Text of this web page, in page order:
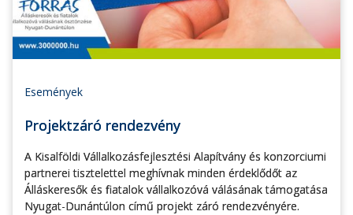
Események
Projektzáró rendezvény
A Kisalföldi Vállalkozásfejlesztési Alapítvány és konzorciumi
partnerei tisztelettel meghívnak minden érdeklődőt az
Álláskeresők és fiatalok vállalkozóvá válásának támogatása
Nyugat-Dunántúlon című projekt záró rendezvényére.